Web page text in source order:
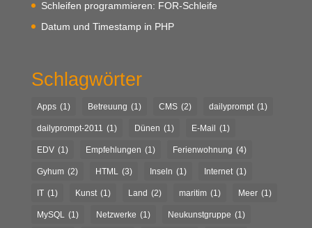
Schleifen programmieren: FOR-Schleife
Datum und Timestamp in PHP
Schlagwörter
Apps (1) Betreuung (1) CMS (2) dailyprompt (1)
dailyprompt-2011 (1) Dünen (1) E-Mail (1)
EDV (1) Empfehlungen (1) Ferienwohnung (4)
Gyhum (2) HTML (3) Inseln (1) Internet (1)
IT (1) Kunst (1) Land (2) maritim (1) Meer (1)
MySQL (1) Netzwerke (1) Neukunstgruppe (1)